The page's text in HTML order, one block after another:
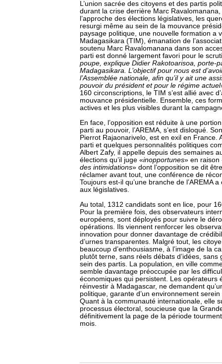
L’union sacrée des citoyens et des partis
durant la crise derrière Marc Ravalomanana,
l’approche des élections législatives, les
resurgi même au sein de la mouvance
paysage politique, une nouvelle formation a
Madagasikara (TIM), émanation de
soutenu Marc Ravalomanana dans son
parti est donné largement favori pour le
poupe, explique Didier Rakotoarisoa, porte-
Madagasikara. L’objectif pour nous est
l’Assemblée nationale, afin qu’il y ait une
pouvoir du président et pour le régime actuel
160 circonscriptions, le TIM s’est allié avec
mouvance présidentielle. Ensemble, ces
actives et les plus visibles durant la
En face, l’opposition est réduite à une
parti au pouvoir, l’AREMA, s’est disloqué.
Pierrot Rajaonarivelo, est en exil en France.
parti et quelques personnalités politiques
Albert Zafy, il appelle depuis des semaines
élections qu’il juge «inopportunes» en raison
des intimidations» dont l’opposition se dit
réclamer avant tout, une conférence de
Toujours est-il qu’une branche de l’AREMA
aux législatives.
Au total, 1312 candidats sont en lice, pour
Pour la première fois, des observateurs
européens, sont déployés pour suivre le
opérations. Ils viennent renforcer les
innovation pour donner davantage de
d’urnes transparentes. Malgré tout, les
beaucoup d’enthousiasme, à l’image de la
plutôt terne, sans réels débats d’idées,
sein des partis. La population, en ville
semble davantage préoccupée par les
économiques qui persistent. Les opérateurs
réinvestir à Madagascar, ne demandent
politique, garante d’un environnement
Quant à la communauté internationale, elle
processus électoral, soucieuse que la
définitivement la page de la période
mois.